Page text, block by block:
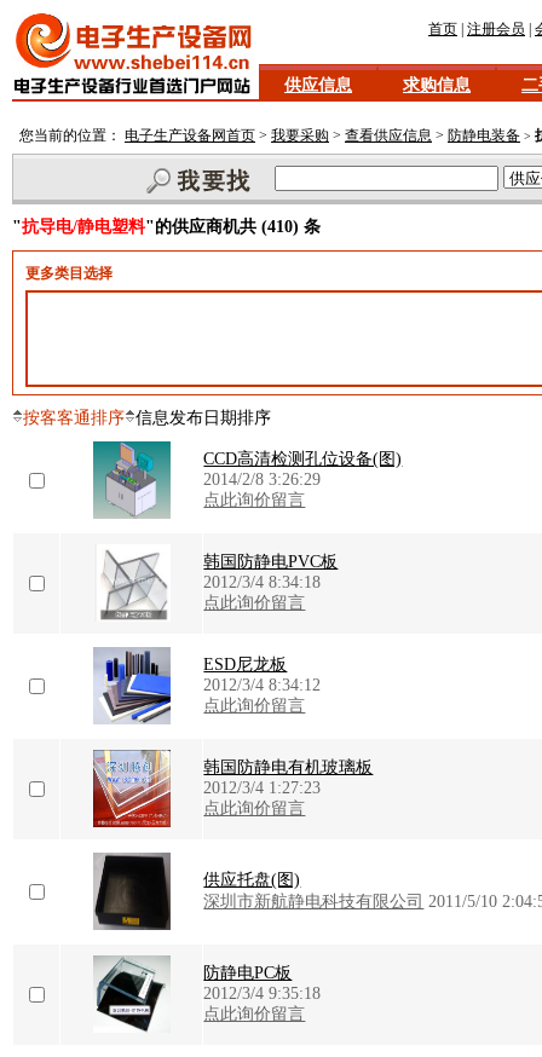
首页 注册会员
供应信息 求购信息 二
您当前的位置： 电子生产设备网首页 > 我要采购 > 查看供应信息 > 防静电装备 >
"抗导电/静电塑料"的供应商机共 (410) 条
更多类目选择
按客客通排序 信息发布日期排序
CCD高清检测孔位设备(图)
2014/2/8 3:26:29
点此询价留言
韩国防静电PVC板
2012/3/4 8:34:18
点此询价留言
ESD尼龙板
2012/3/4 8:34:12
点此询价留言
韩国防静电有机玻璃板
2012/3/4 1:27:23
点此询价留言
供应托盘(图)
深圳市新航静电科技有限公司 2011/5/10
防静电PC板
2012/3/4 9:35:18
点此询价留言